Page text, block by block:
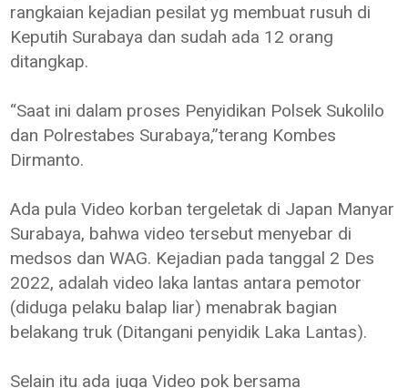
rangkaian kejadian pesilat yg membuat rusuh di
Keputih Surabaya dan sudah ada 12 orang
ditangkap.
“Saat ini dalam proses Penyidikan Polsek Sukolilo
dan Polrestabes Surabaya,”terang Kombes
Dirmanto.
Ada pula Video korban tergeletak di Japan Manyar
Surabaya, bahwa video tersebut menyebar di
medsos dan WAG. Kejadian pada tanggal 2 Des
2022, adalah video laka lantas antara pemotor
(diduga pelaku balap liar) menabrak bagian
belakang truk (Ditangani penyidik Laka Lantas).
Selain itu ada juga Video pok bersama